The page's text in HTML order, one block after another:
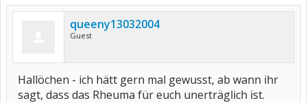
queeny13032004
Guest
Hallöchen - ich hätt gern mal gewusst, ab wann ihr
sagt, dass das Rheuma für euch unerträglich ist.